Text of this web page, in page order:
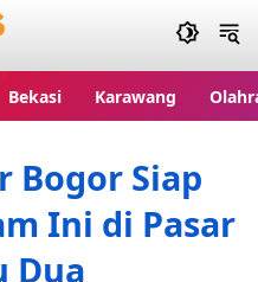
Bekasi Karawang
Bogor Siap
Ini di Pasar
Dua